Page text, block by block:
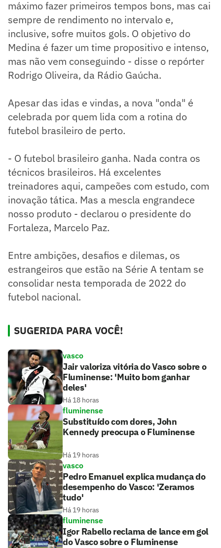
máximo fazer primeiros tempos bons, mas cai
sempre de rendimento no intervalo e,
inclusive, sofre muitos gols. O objetivo do
Medina é fazer um time propositivo e intenso,
mas não vem conseguindo - disse o repórter
Rodrigo Oliveira, da Rádio Gaúcha.
Apesar das idas e vindas, a nova "onda" é
celebrada por quem lida com a rotina do
futebol brasileiro de perto.
- O futebol brasileiro ganha. Nada contra os
técnicos brasileiros. Há excelentes
treinadores aqui, campeões com estudo, com
inovação tática. Mas a mescla engrandece
nosso produto - declarou o presidente do
Fortaleza, Marcelo Paz.
Entre ambições, desafios e dilemas, os
estrangeiros que estão na Série A tentam se
consolidar nesta temporada de 2022 do
futebol nacional.
SUGERIDA PARA VOCÊ!
vasco
Jair valoriza vitória do Vasco sobre o
Fluminense: 'Muito bom ganhar
deles'
Há 18 horas
fluminense
Substituído com dores, John
Kennedy preocupa o Fluminense
Há 19 horas
vasco
Pedro Emanuel explica mudança do
desempenho do Vasco: 'Zeramos
tudo'
Há 19 horas
fluminense
Igor Rabello reclama de lance em gol
do Vasco sobre o Fluminense